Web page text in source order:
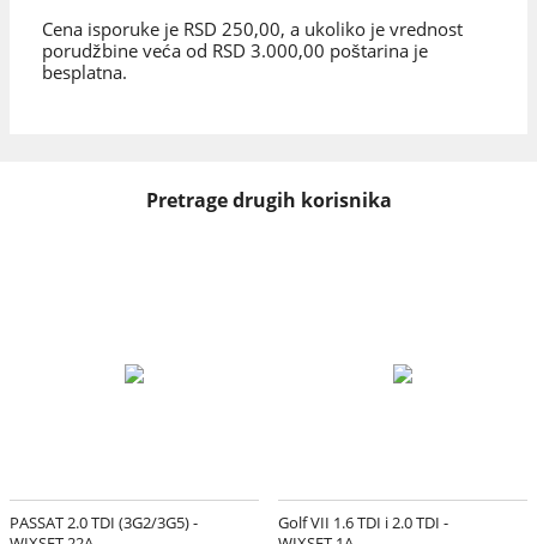
Cena isporuke je RSD 250,00, a ukoliko je vrednost
porudžbine veća od RSD 3.000,00 poštarina je
besplatna.
Pretrage drugih korisnika
PASSAT 2.0 TDI (3G2/3G5) -
Golf VII 1.6 TDI i 2.0 TDI -